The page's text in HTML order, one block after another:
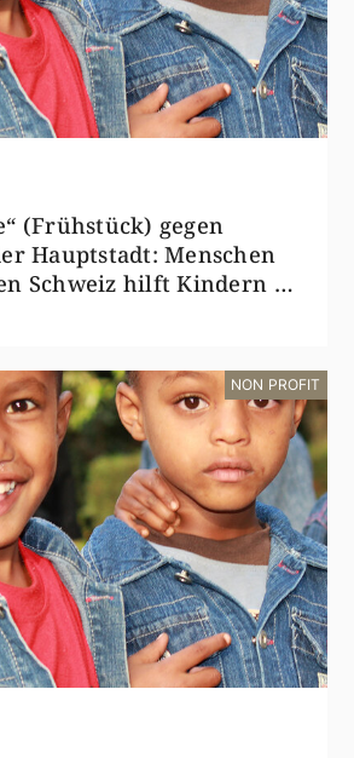
(Frühstück) gegen
Hauptstadt: Menschen
Schweiz hilft Kindern in
NON PROFIT